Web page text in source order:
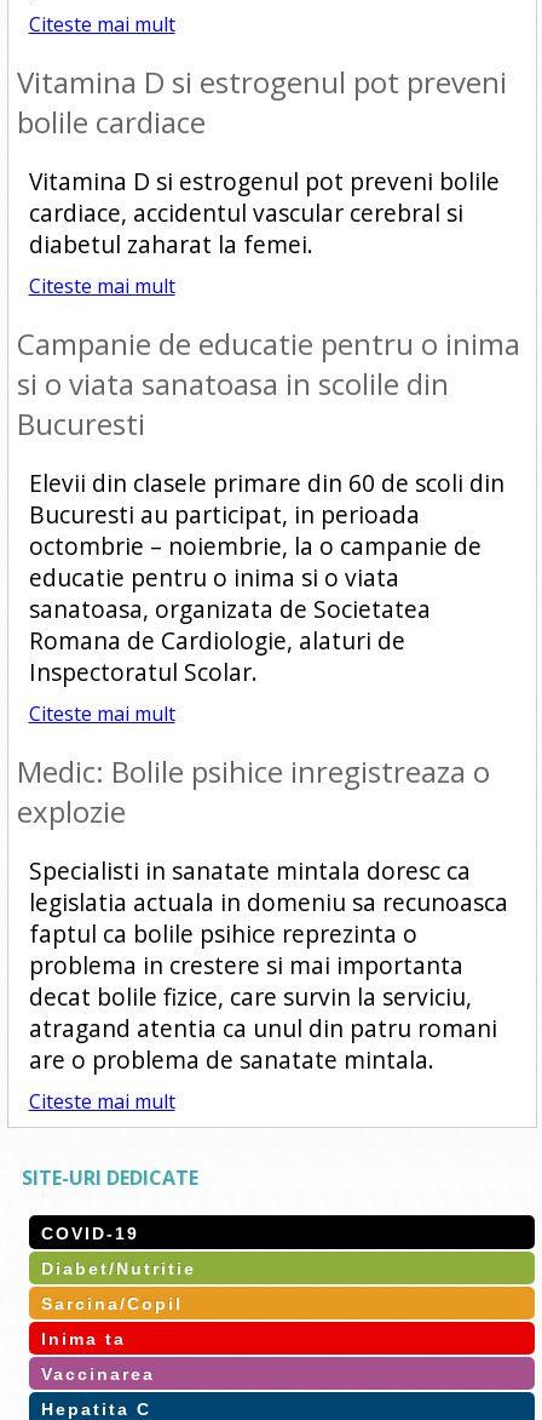
Citeste mai mult
Vitamina D si estrogenul pot preveni
bolile cardiace
Vitamina D si estrogenul pot preveni bolile
cardiace, accidentul vascular cerebral si
diabetul zaharat la femei.
Citeste mai mult
Campanie de educatie pentru o inima
si o viata sanatoasa in scolile din
Bucuresti
Elevii din clasele primare din 60 de scoli din
Bucuresti au participat, in perioada
octombrie – noiembrie, la o campanie de
educatie pentru o inima si o viata
sanatoasa, organizata de Societatea
Romana de Cardiologie, alaturi de
Inspectoratul Scolar.
Citeste mai mult
Medic: Bolile psihice inregistreaza o
explozie
Specialisti in sanatate mintala doresc ca
legislatia actuala in domeniu sa recunoasca
faptul ca bolile psihice reprezinta o
problema in crestere si mai importanta
decat bolile fizice, care survin la serviciu,
atragand atentia ca unul din patru romani
are o problema de sanatate mintala.
Citeste mai mult
SITE-URI DEDICATE
COVID-19
Diabet/Nutritie
Sarcina/Copil
Inima ta
Vaccinarea
Hepatita C